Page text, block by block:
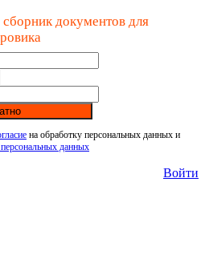
документов для
на обработку персональных данных и
данных
Войти